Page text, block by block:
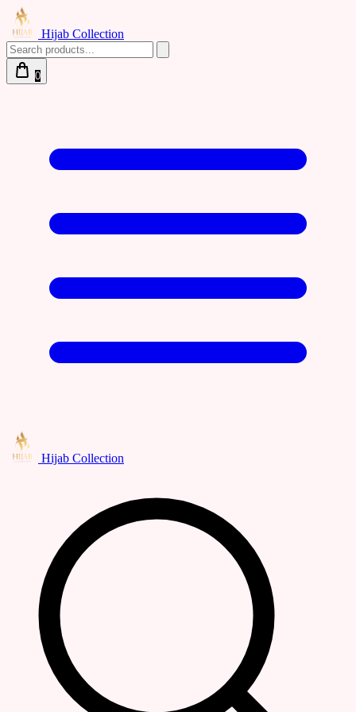
Hijab Collection
0
Hijab Collection